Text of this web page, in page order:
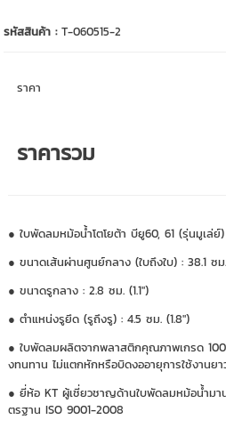
รหัสสินค้า :T-060515-2
ราคา
ราคารวม
● ใบพัดลมหม้อน้ำโตโยต้า บียู60, 61 (รุ่นมูเล่ย์)
● ขนาดเส้นผ่านศูนย์กลาง (ใบถึงใบ) : 38.1 ซม
● ขนาดรูกลาง : 2.8 ซม. (1.1")
● ตำแหน่งรูยึด (รูถึงรู) : 4.5 ซม. (1.8")
● ใบพัดลมผลิตจากพลาสติกคุณภาพเกรด
งทนทาน ไม่แตกหักหรือบิดงออายุการใช้งานยา
● ยี่ห้อ KT ผู้เชี่ยวชาญด้านใบพัดลมหม้อน้ำม
ตรฐาน ISO 9001-2008